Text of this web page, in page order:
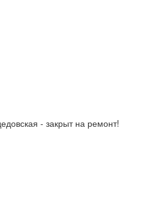
- закрыт на ремонт!